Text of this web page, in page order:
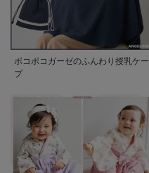
ポコポコガーゼのふんわり授乳ケー
プ